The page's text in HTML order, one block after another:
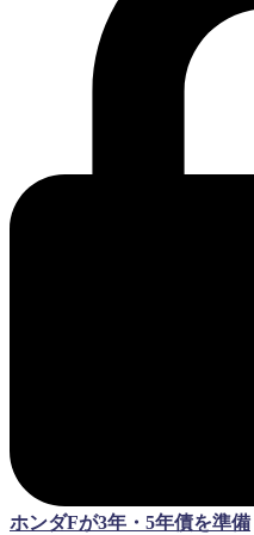
ホンダFが3年・5年債を準備